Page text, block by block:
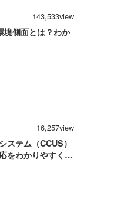
143,533view
境側面とは？わか
16,257view
ステム（CCUS）
をわかりやすく解